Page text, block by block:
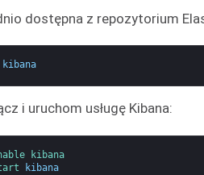
dostępna z repozytorium
kibana
i uruchom usługę Kibana:
kibana
kibana